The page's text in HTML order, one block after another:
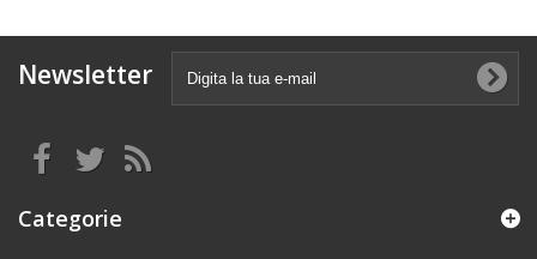
Newsletter
Categorie